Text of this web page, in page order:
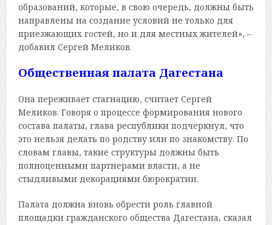
образований, которые, в свою очередь, должны быть
направлены на создание условий не только для
приезжающих гостей, но и для местных жителей», –
добавил Сергей Меликов.
Общественная палата Дагестана
Она переживает стагнацию, считает Сергей
Меликов. Говоря о процессе формирования нового
состава палаты, глава республики подчеркнул, что
это нельзя делать по родству или по знакомству. По
словам главы, такие структуры должны быть
полноценными партнерами власти, а не
стыдливыми декорациями бюрократии.
Палата должна вновь обрести роль главной
площадки гражданского общества Дагестана, сказал